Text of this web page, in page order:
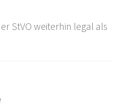
StVO weiterhin legal als